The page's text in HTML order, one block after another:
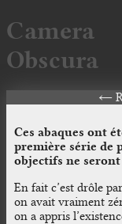
Camera
Obscura
Ces abaques ont
première série de
objectifs ne
En fait c’est drôle
on avait vraiment
on a appris